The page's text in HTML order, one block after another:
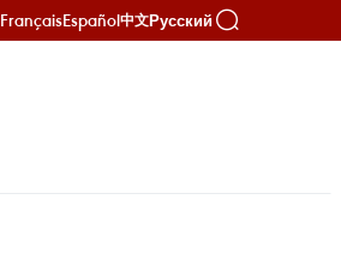
FrançaisEspañol中文Русский